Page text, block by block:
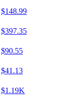
$148.99
$397.35
$90.55
$41.13
$1.19K